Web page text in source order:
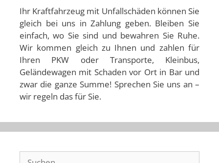
Ihr Kraftfahrzeug mit Unfallschäden können Sie
gleich bei uns in Zahlung geben. Bleiben Sie
einfach, wo Sie sind und bewahren Sie Ruhe.
Wir kommen gleich zu Ihnen und zahlen für
Ihren PKW oder Transporte, Kleinbus,
Geländewagen mit Schaden vor Ort in Bar und
zwar die ganze Summe! Sprechen Sie uns an –
wir regeln das für Sie.
Suchen